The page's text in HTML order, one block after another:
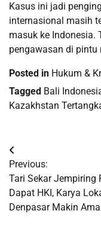
Kasus ini jadi
internasional masih
masuk ke Indonesia.
pengawasan di pintu
Posted in Hukum &
Tagged Bali
Kazakhstan
Post
navigation
Previous:
Tari Sekar Jempiring
Dapat HKI, Karya
Denpasar Makin